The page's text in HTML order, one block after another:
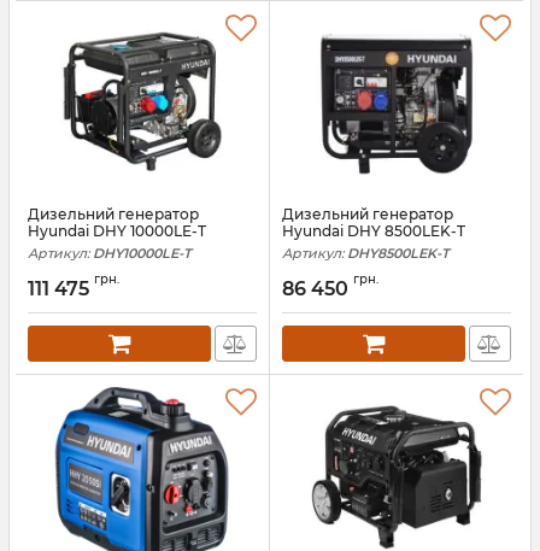
Дизельний генератор
Hyundai DHY 10000LE-T
Артикул: DHY10000LE-T
111 475 грн.
Дизельний генератор
Hyundai DHY 8500LEK-T
Артикул: DHY8500LEK-T
86 450 грн.